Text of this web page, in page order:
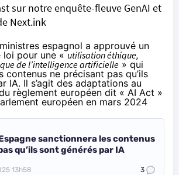
sur notre enquête-fleuve GenAI et
Next.ink
espagnol a approuvé un
loi pour une «utilisation éthique,
de l’intelligence artificielle » qui
contenus ne précisant pas qu’ils
IA. Il s’agit des adaptations au
règlement européen dit « AI Act »
européen en mars 2024
sanctionnera les contenus
qu’ils sont générés par IA
13h58 3